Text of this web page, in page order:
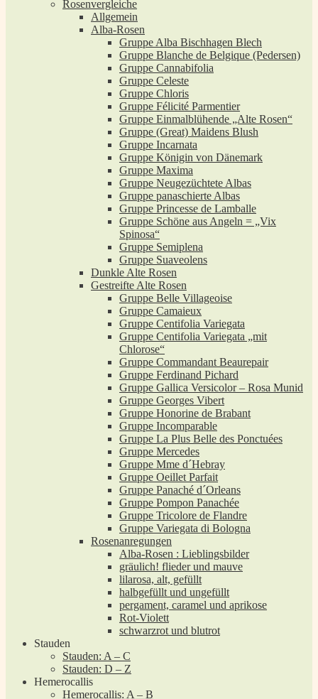
Rosenvergleiche
Allgemein
Alba-Rosen
Gruppe Alba Bischhagen Blech
Gruppe Blanche de Belgique (Pedersen)
Gruppe Cannabifolia
Gruppe Celeste
Gruppe Chloris
Gruppe Félicité Parmentier
Gruppe Einmalblühende „Alte Rosen“
Gruppe (Great) Maidens Blush
Gruppe Incarnata
Gruppe Königin von Dänemark
Gruppe Maxima
Gruppe Neugezüchtete Albas
Gruppe panaschierte Albas
Gruppe Princesse de Lamballe
Gruppe Schöne aus Angeln = „Vix
Spinosa“
Gruppe Semiplena
Gruppe Suaveolens
Dunkle Alte Rosen
Gestreifte Alte Rosen
Gruppe Belle Villageoise
Gruppe Camaieux
Gruppe Centifolia Variegata
Gruppe Centifolia Variegata „mit
Chlorose“
Gruppe Commandant Beaurepair
Gruppe Ferdinand Pichard
Gruppe Gallica Versicolor – Rosa Munid
Gruppe Georges Vibert
Gruppe Honorine de Brabant
Gruppe Incomparable
Gruppe La Plus Belle des Ponctuées
Gruppe Mercedes
Gruppe Mme d´Hebray
Gruppe Oeillet Parfait
Gruppe Panaché d´Orleans
Gruppe Pompon Panachée
Gruppe Tricolore de Flandre
Gruppe Variegata di Bologna
Rosenanregungen
Alba-Rosen : Lieblingsbilder
gräulich! flieder und mauve
lilarosa, alt, gefüllt
halbgefüllt und ungefüllt
pergament, caramel und aprikose
Rot-Violett
schwarzrot und blutrot
Stauden
Stauden: A – C
Stauden: D – Z
Hemerocallis
Hemerocallis: A – B